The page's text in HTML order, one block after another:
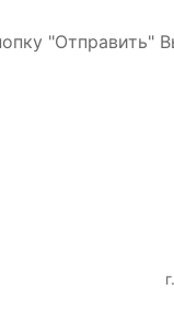
"Отправить"